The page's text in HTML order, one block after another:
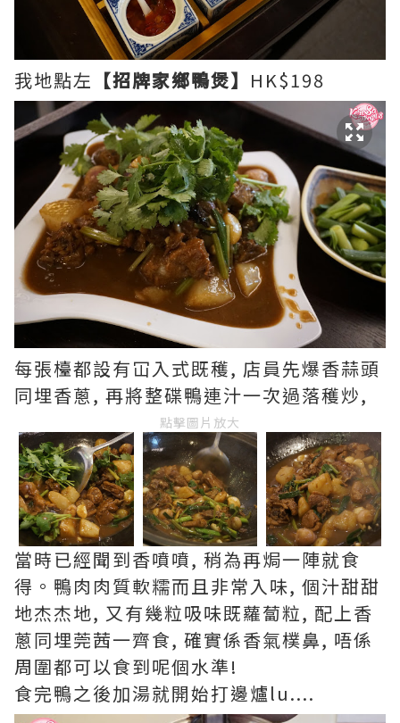
我地點左 【招牌家鄉鴨煲】 HK$198
每張檯都設有冚入式既穫, 店員先爆香蒜頭
同埋香蔥, 再將整碟鴨連汁一次過落穫炒,
點擊圖片放大
當時已經聞到香噴噴, 稍為再焗一陣就食
得。鴨肉肉質軟糯而且非常入味, 個汁甜甜
地杰杰地, 又有幾粒吸味既蘿蔔粒, 配上香
蔥同埋莞茜一齊食, 確實係香氣樸鼻, 唔係
周圍都可以食到呢個水準!
食完鴨之後加湯就開始打邊爐lu....